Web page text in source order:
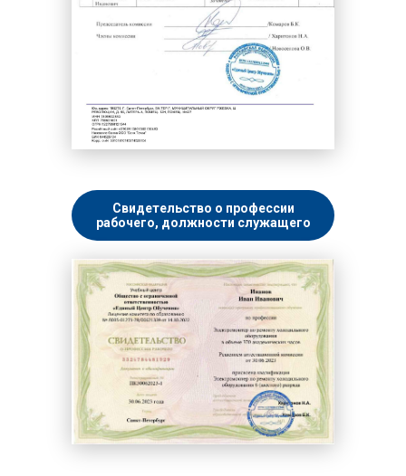
Свидетельство о профессии
рабочего, должности служащего